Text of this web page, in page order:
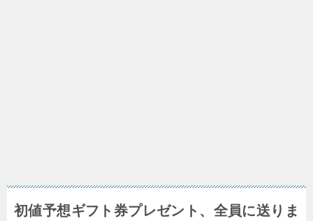
初値予想ギフト券プレゼント、全員に送りま